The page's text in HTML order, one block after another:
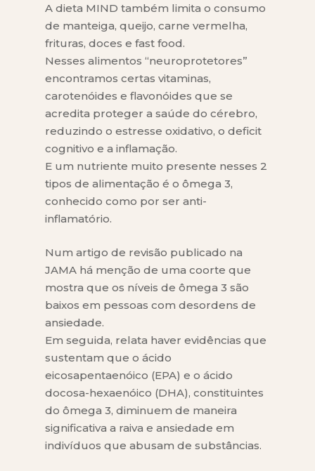
A dieta MIND também limita o consumo
de manteiga, queijo, carne vermelha,
frituras, doces e fast food.
Nesses alimentos “neuroprotetores”
encontramos certas vitaminas,
carotenóides e flavonóides que se
acredita proteger a saúde do cérebro,
reduzindo o estresse oxidativo, o deficit
cognitivo e a inflamação.
E um nutriente muito presente nesses 2
tipos de alimentação é o ômega 3,
conhecido como por ser anti-
inflamatório.
Num artigo de revisão publicado na
JAMA há menção de uma coorte que
mostra que os níveis de ômega 3 são
baixos em pessoas com desordens de
ansiedade.
Em seguida, relata haver evidências que
sustentam que o ácido
eicosapentaenóico (EPA) e o ácido
docosa-hexaenóico (DHA), constituintes
do ômega 3, diminuem de maneira
significativa a raiva e ansiedade em
indivíduos que abusam de substâncias.